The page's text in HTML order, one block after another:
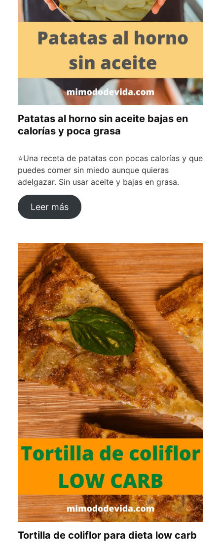
Patatas al horno sin aceite bajas en
calorías y poca grasa
⭐Una receta de patatas con pocas calorías y que
puedes comer sin miedo aunque quieras
adelgazar. Sin usar aceite y bajas en grasa.
Leer más
Tortilla de coliflor para dieta low carb